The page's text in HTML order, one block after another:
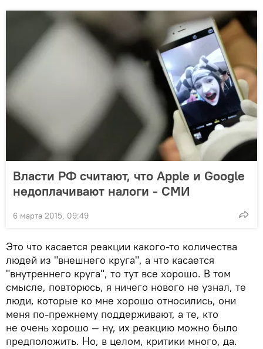
Власти РФ считают, что Apple и Google
недоплачивают налоги - СМИ
6 марта 2015, 09:49
Это что касается реакции какого-то количества
людей из "внешнего круга", а что касается
"внутреннего круга", то тут все хорошо. В том
смысле, повторюсь, я ничего нового не узнал, те
люди, которые ко мне хорошо относились, они
меня по-прежнему поддерживают, а те, кто
не очень хорошо — ну, их реакцию можно было
предположить. Но, в целом, критики много, да.